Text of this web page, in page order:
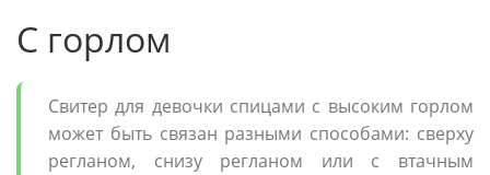
С горлом
Свитер для девочки спицами с высоким горлом
может быть связан разными способами: сверху
регланом, снизу регланом или с втачным